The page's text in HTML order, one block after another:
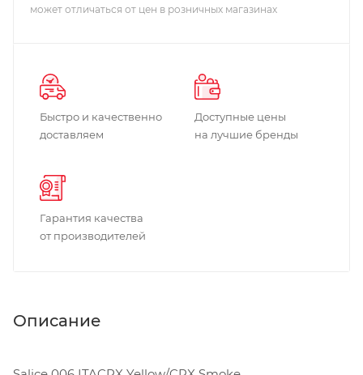
может отличаться от цен в розничных магазинах
Быстро и качественно
доставляем
Доступные цены
на лучшие бренды
Гарантия качества
от производителей
Описание